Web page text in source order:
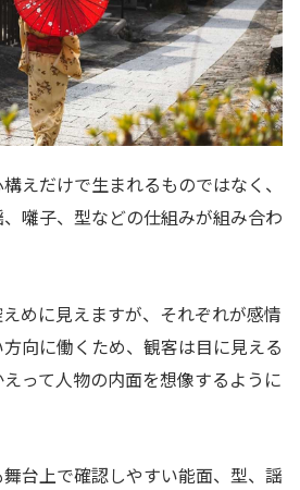
えだけで生まれるものではなく、
囃子、型などの仕組みが組み合わ
めに見えますが、それぞれが感情
向に働くため、観客は目に見える
って人物の内面を想像するように
台上で確認しやすい能面、型、謡